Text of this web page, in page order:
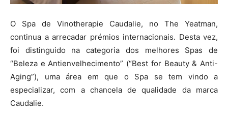
O Spa de Vinotherapie Caudalie, no The Yeatman,
continua a arrecadar prémios internacionais. Desta vez,
foi distinguido na categoria dos melhores Spas de
“Beleza e Antienvelhecimento” (“Best for Beauty & Anti-
Aging”), uma área em que o Spa se tem vindo a
especializar, com a chancela de qualidade da marca
Caudalie.